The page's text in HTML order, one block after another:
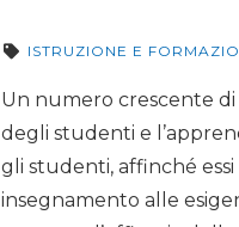
ISTRUZIONE E
Un numero crescente
degli studenti e
gli studenti, affinché
insegnamento alle